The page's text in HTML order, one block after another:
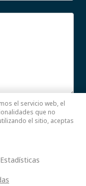
datos personales.
el servicio web, el
que no
el sitio, aceptas
Estadísticas